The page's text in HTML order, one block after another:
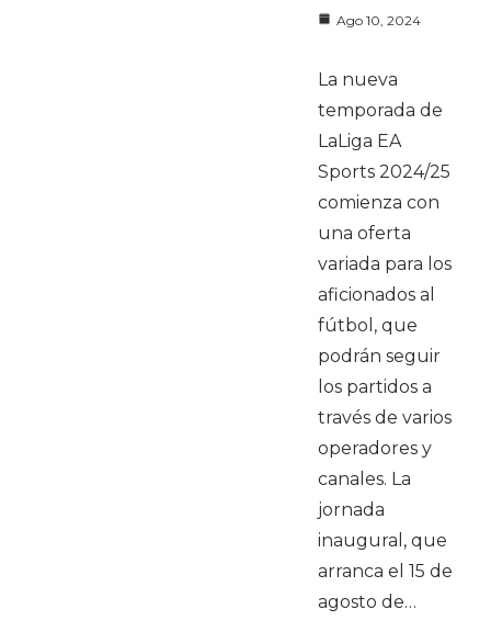
Ago 10, 2024
La nueva
temporada de
LaLiga EA
Sports 2024/25
comienza con
una oferta
variada para los
aficionados al
fútbol, que
podrán seguir
los partidos a
través de varios
operadores y
canales. La
jornada
inaugural, que
arranca el 15 de
agosto de…